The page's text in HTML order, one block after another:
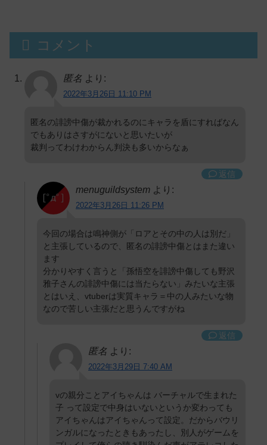
コメント
匿名 より:
2022年3月26日 11:10 PM
匿名の誹謗中傷が裁かれるのにキャラを盾にすればなん
でもありはさすがにないと思いたいが
裁判ってわけわからん判決も多いからなぁ
返信
menuguildsystem より:
2022年3月26日 11:26 PM
今回の場合は鳴神側が「ロアとその中の人は別だ」
と主張しているので、匿名の誹謗中傷とはまた違い
ます
分かりやすく言うと「孫悟空を誹謗中傷しても野沢
雅子さんの誹謗中傷には当たらない」みたいな主張
とはいえ、vtuberは実質キャラ＝中の人みたいな物
なので苦しい主張だと思うんですがね
返信
匿名 より:
2022年3月29日 7:40 AM
vの親分ことアイちゃんは バーチャルで生まれた
子 って設定で中身はいないというか変わっても
アイちゃんはアイちゃんって設定。だからバウリ
ンガルになったときもあったし、別人がゲームを